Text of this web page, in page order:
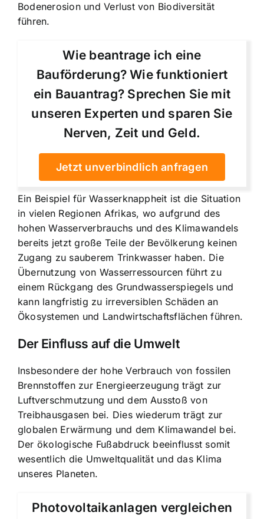
Bodenerosion und Verlust von Biodiversität
führen.
Wie beantrage ich eine
Bauförderung? Wie funktioniert
ein Bauantrag? Sprechen Sie mit
unseren Experten und sparen Sie
Nerven, Zeit und Geld.
Jetzt unverbindlich anfragen
Ein Beispiel für Wasserknappheit ist die Situation
in vielen Regionen Afrikas, wo aufgrund des
hohen Wasserverbrauchs und des Klimawandels
bereits jetzt große Teile der Bevölkerung keinen
Zugang zu sauberem Trinkwasser haben. Die
Übernutzung von Wasserressourcen führt zu
einem Rückgang des Grundwasserspiegels und
kann langfristig zu irreversiblen Schäden an
Ökosystemen und Landwirtschaftsflächen führen.
Der Einfluss auf die Umwelt
Insbesondere der hohe Verbrauch von fossilen
Brennstoffen zur Energieerzeugung trägt zur
Luftverschmutzung und dem Ausstoß von
Treibhausgasen bei. Dies wiederum trägt zur
globalen Erwärmung und dem Klimawandel bei.
Der ökologische Fußabdruck beeinflusst somit
wesentlich die Umweltqualität und das Klima
unseres Planeten.
Photovoltaikanlagen vergleichen